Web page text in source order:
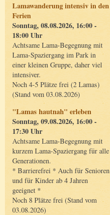
Lamawanderung intensiv in den
Ferien
Sonntag, 08.08.2026, 16:00 -
18:00 Uhr
Achtsame Lama-Begegnung mit
Lama-Spaziergang im Park in
einer kleinen Gruppe, daher viel
intensiver.
Noch 4-5 Plätze frei (2 Lamas)
(Stand vom 03.08.2026)
"Lamas hautnah" erleben
Sonntag, 09.08.2026, 16:00 -
17:30 Uhr
Achtsame Lama-Begegnung mit
kurzem Lama-Spaziergang für alle
Generationen.
* Barrierefrei * Auch für Senioren
und für Kinder ab 4 Jahren
geeignet *
Noch 8 Plätze frei (Stand vom
03.08.2026)